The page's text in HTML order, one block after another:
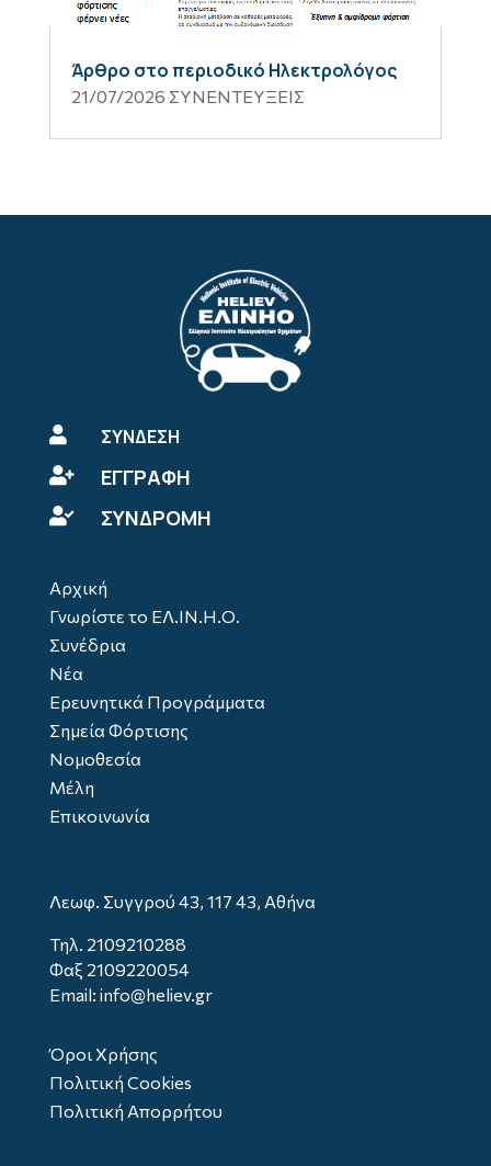
Άρθρο στο περιοδικό Ηλεκτρολόγος
21/07/2026 ΣΥΝΕΝΤΕΥΞΕΙΣ
 ΣΥΝΔΕΣΗ
 ΕΓΓΡΑΦΗ
 ΣΥΝΔΡΟΜΗ
Αρχική
Γνωρίστε το ΕΛ.ΙΝ.Η.Ο.
Συνέδρια
Νέα
Ερευνητικά Προγράμματα
Σημεία Φόρτισης
Νομοθεσία
Μέλη
Επικοινωνία
Λεωφ. Συγγρού 43, 117 43, Αθήνα
Τηλ. 2109210288
Φαξ 2109220054
Email: info@heliev.gr
Όροι Χρήσης
Πολιτική Cookies
Πολιτική Απορρήτου